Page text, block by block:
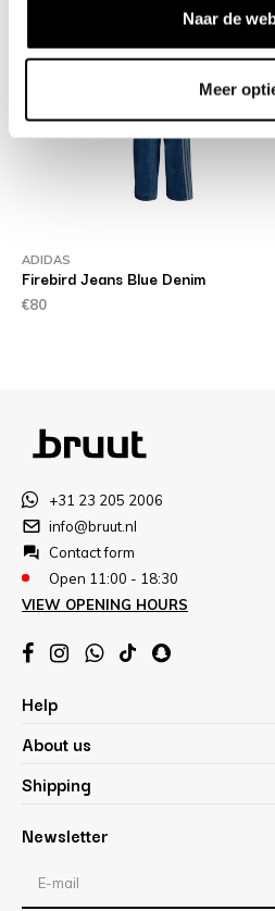
Naar de
Meer
ADIDAS
Firebird Jeans Blue Denim
€80
+31 23 205 2006
info@bruut.nl
Contact form
Open 11:00 - 18:30
VIEW OPENING HOURS
Help
About us
Shipping
Newsletter